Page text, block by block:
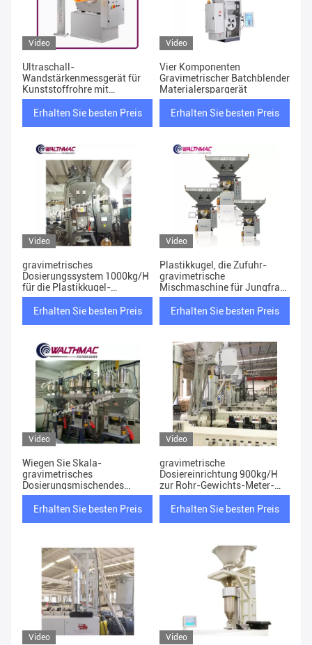
Video
Ultraschall-
Wandstärkenmessgerät für
Kunststoffrohre mit
Ultraschallsonde
Erhalten Sie besten Preis
Video
Vier Komponenten
Gravimetrischer Batchblender
Materialerspargerät
Erhalten Sie besten Preis
Video
gravimetrisches
Dosierungssystem 1000kg/H
für die Plastikkugel-
Verarbeitung
Erhalten Sie besten Preis
Video
Plastikkugel, die Zufuhr-
gravimetrische
Mischmaschine für Jungfrau-
das Plastikkugel-Mischen
dosiert
Erhalten Sie besten Preis
Video
Wiegen Sie Skala-
gravimetrisches
Dosierungsmischendes
System für Spritzen
Erhalten Sie besten Preis
Video
gravimetrische
Dosiereinrichtung 900kg/H
zur Rohr-Gewichts-Meter-
Steuerung
Erhalten Sie besten Preis
Video Video